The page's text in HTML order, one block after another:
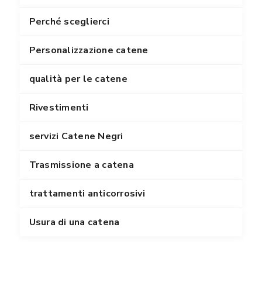
Perché sceglierci
Personalizzazione catene
qualità per le catene
Rivestimenti
servizi Catene Negri
Trasmissione a catena
trattamenti anticorrosivi
Usura di una catena